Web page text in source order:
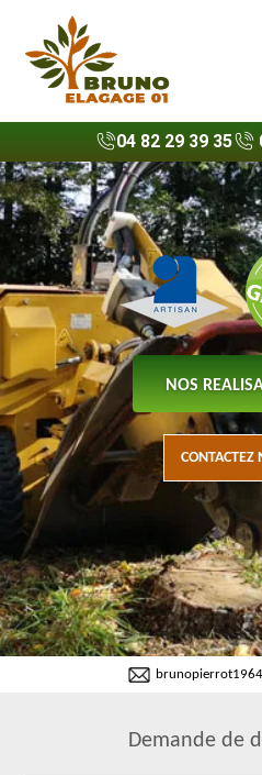
04 82 29 39 35
NOS
CONTACTEZ
Demande de